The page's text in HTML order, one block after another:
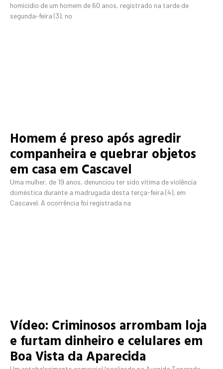
homicídio de um homem de 60 anos, registrado na tarde de
segunda-feira (3), no
Homem é preso após agredir
companheira e quebrar objetos
em casa em Cascavel
Uma mulher, de 19 anos, denunciou ter sido vítima de violência
doméstica durante a madrugada desta terça-feira (4), em
Cascavel. A ocorrência foi registrada na
Vídeo: Criminosos arrombam loja
e furtam dinheiro e celulares em
Boa Vista da Aparecida